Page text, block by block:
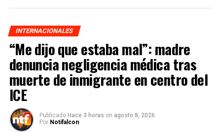
INTERNACIONALES
“Me dijo que estaba mal”: madre
denuncia negligencia médica tras
muerte de inmigrante en centro del
ICE
Publicado Hace 3 horas on agosto 8, 2026
Por Notifalcon